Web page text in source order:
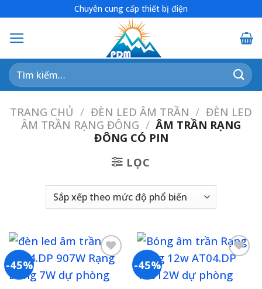
content
Chuyên cung cấp thiết bị điện
Tìm
kiếm:
TRANG CHỦ / ĐÈN LED ÂM TRẦN / ĐÈN LED
ÂM TRẦN RẠNG ĐÔNG / ÂM TRẦN RẠNG
ĐÔNG CÓ PIN
LỌC
-45% -45%